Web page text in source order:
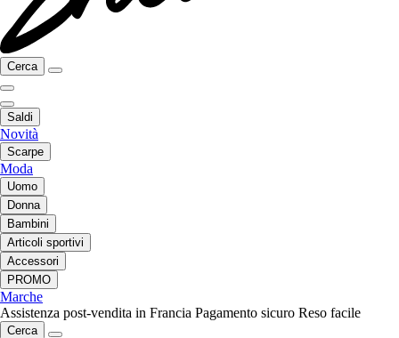
Cerca
Saldi
Novità
Scarpe
Moda
Uomo
Donna
Bambini
Articoli sportivi
Accessori
PROMO
Marche
Assistenza post-vendita in Francia Pagamento sicuro Reso facile
Cerca